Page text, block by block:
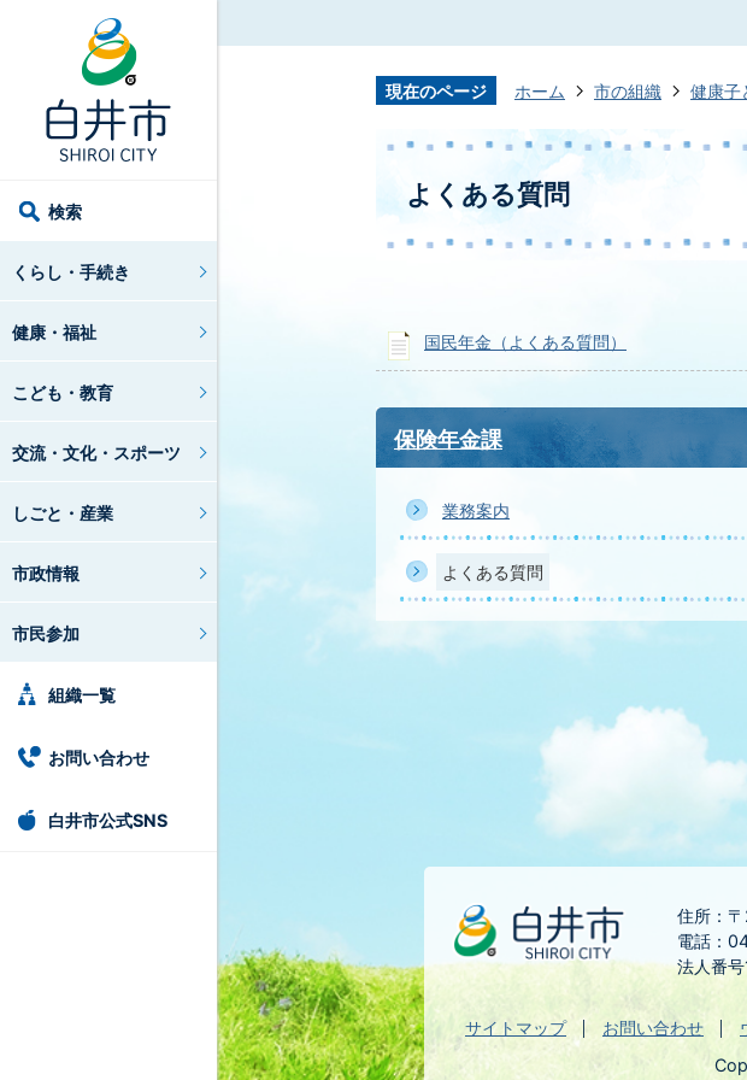
検索
くらし・手続き
健康・福祉
こども・教育
交流・文化・スポーツ
しごと・産業
市政情報
市民参加
組織一覧
お問い合わせ
白井市公式SNS
現在のページ ホーム 市の組織 健康子
よくある質問
国民年金（よくある質問）
保険年金課
業務案内
よくある質問
住所：
電話：
法人番
サイトマップ お問い合わせ